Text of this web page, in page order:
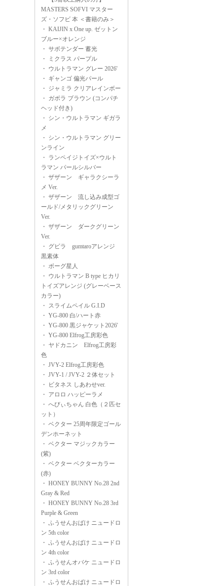
MASTERS SOFVI マスター
ズ・ソフビ 本 ＜書籍のみ＞
・ KAIJIN x One up. ゼットン
ブルー×オレンジ
・ サボテンダー 蓄光
・
ミクラス パープル
・ ウルトラマン グレー 2026'
・ ギャンゴ 偏光パール
・ ジャミラ クリアレインボー
・ ガボラ ブラウン (コンパチ
ヘッド付き)
・ シン・ウルトラマン ギガラ
メ
・ シン・ウルトラマン グリー
ンライン
・ ランペイジトイズ×ウルト
ラマン パールシルバー
・ ザザーン ギャラクシーラ
メ Ver.
・ ザザーン 流し込み成型ゴ
ールド/メタリックグリーン
Ver.
・ ザザーン ダークグリーン
Ver.
・ グビラ gumtaroアレンジ
黒素体
・ ボーグ星人
・ ウルトラマン B type ヒカリ
トイズアレンジ (グレーベース
カラー)
・ スライムペイル G.I.D
・ YG-800 白/ハート赤
・ YG-800 黒ジャケット2026'
・ YG-800 Elfrog工房彩色
・ ヤドカニン Elfrog工房彩
色
・ JVY-2 Elfrog工房彩色
・ JVY-1 / JVY-2 ２体セット
・
ビタネス しあわせver.
・ アロロ ハッピーラメ
・ へびぃちゃん 白色（２匹セ
ット）
・ ベクター 25周年限定ゴール
デンホーネット
・ ベクター マジックカラー
(紫)
・ ベクター ベクターカラー
(赤)
・ HONEY BUNNY No.28 2nd
Gray & Red
・ HONEY BUNNY No.28 3rd
Purple & Green
・ ふうせんおばけ ニュードロ
ン 5th color
・ ふうせんおばけ ニュードロ
ン 4th color
・ ふうせんオバケ ニュードロ
ン 3rd color
・ ふうせんおばけ ニュードロ